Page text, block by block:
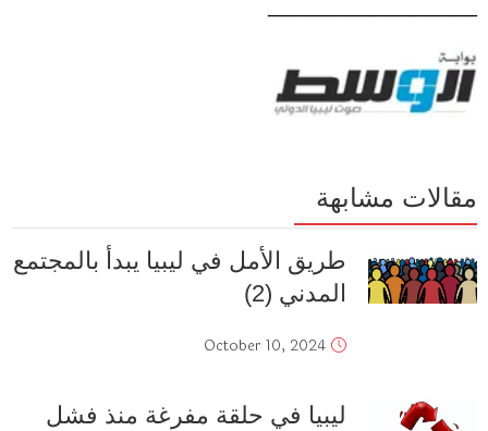
مقالات مشابهة
طريق الأمل في ليبيا يبدأ بالمجتمع
المدني (2)
October 10, 2024
ليبيا في حلقة مفرغة منذ فشل